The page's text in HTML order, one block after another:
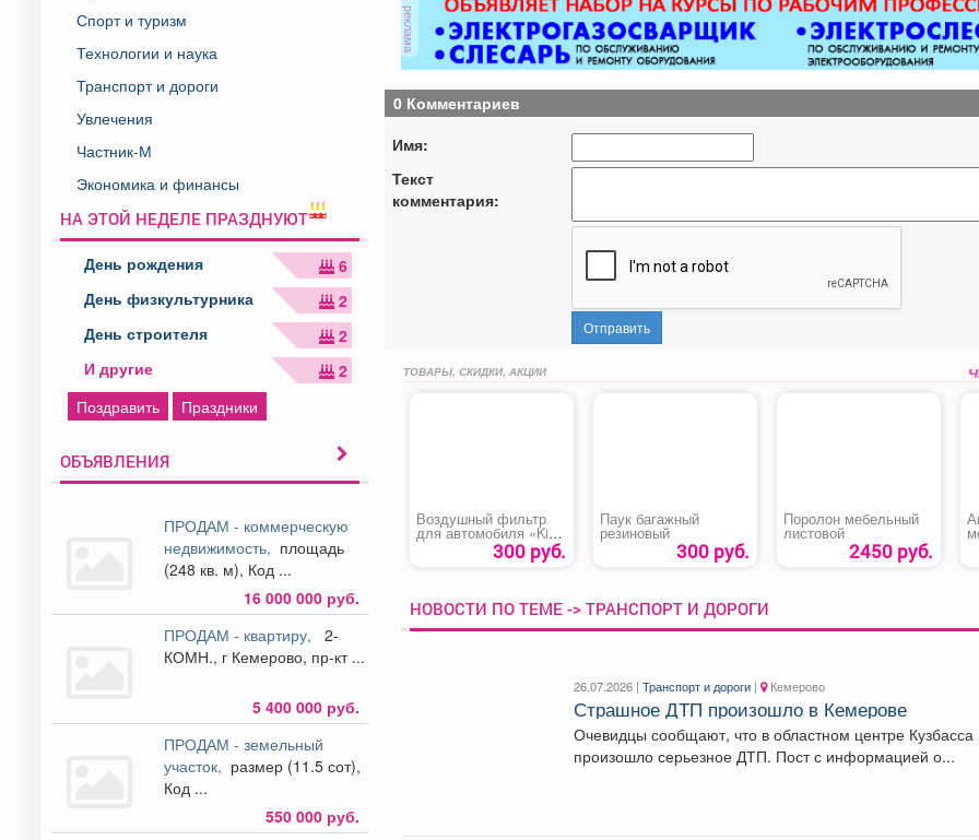
Спорт и туризм
Технологии и наука
Транспорт и дороги
Увлечения
Частник-М
Экономика и финансы
НА ЭТОЙ НЕДЕЛЕ ПРАЗДНУЮТ
День рождения
6
День физкультурника
2
День строителя
2
И другие
2
Поздравить
Праздники
ОБЪЯВЛЕНИЯ
ПРОДАМ - коммерческую
недвижимость, площадь
(248 кв. м), Код ...
16 000 000 руб.
ПРОДАМ - квартиру,
2-
КОМН., г Кемерово, пр-кт ...
5 400 000 руб.
ПРОДАМ - земельный
участок, размер (11.5 сот),
Код ...
550 000 руб.
реклама
0 Комментариев
Имя:
Текст
комментария:
Отправить
ТОВАРЫ, СКИДКИ, АКЦИИ
Воздушный фильтр
для автомобиля «Kia
Sportage III»300 руб.
Паук багажный
резиновый
300 руб.
Поролон мебельный
листовой
2450 руб.
НОВОСТИ ПО ТЕМЕ -> ТРАНСПОРТ И ДОРОГИ
26.07.2026 |Транспорт и дороги | Кемерово
Страшное ДТП произошло в Кемерове
Очевидцы сообщают, что в областном центре Кузбасса
произошло серьезное ДТП. Пост с информацией о...